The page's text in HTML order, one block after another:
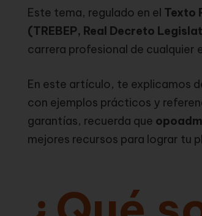
Este tema, regulado en el Texto
(TREBEP, Real Decreto
carrera profesional de cualquier
En este artículo, te explicamos
con ejemplos prácticos y
garantías, recuerda que
mejores recursos para lograr tu